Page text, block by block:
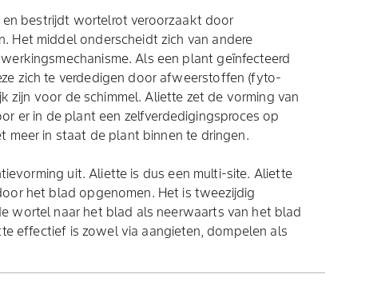
bestrijdt wortelrot veroorzaakt door
Het middel onderscheidt zich van andere
Als een plant geïnfecteerd
zich te verdedigen door afweerstoffen (fyto-
zijn voor de schimmel. Aliette zet de vorming van
er in de plant een zelfverdedigingsproces op
meer in staat de plant binnen te dringen.
uit. Aliette is dus een multi-site. Aliette
het blad opgenomen. Het is tweezijdig
wortel naar het blad als neerwaarts van het blad
effectief is zowel via aangieten, dompelen als